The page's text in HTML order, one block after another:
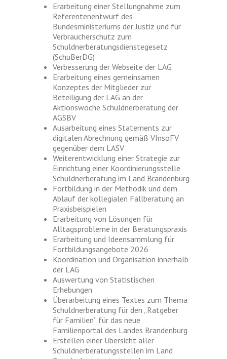
Erarbeitung einer Stellungnahme zum
Referentenentwurf des
Bundesministeriums der Justiz und für
Verbraucherschutz zum
Schuldnerberatungsdienstegesetz
(SchuBerDG)
Verbesserung der Webseite der LAG
Erarbeitung eines gemeinsamen
Konzeptes der Mitglieder zur
Beteiligung der LAG an der
Aktionswoche Schuldnerberatung der
AGSBV
Ausarbeitung eines Statements zur
digitalen Abrechnung gemäß VInsoFV
gegenüber dem LASV
Weiterentwicklung einer Strategie zur
Einrichtung einer Koordinierungsstelle
Schuldnerberatung im Land Brandenburg
Fortbildung in der Methodik und dem
Ablauf der kollegialen Fallberatung an
Praxisbeispielen
Erarbeitung von Lösungen für
Alltagsprobleme in der Beratungspraxis
Erarbeitung und Ideensammlung für
Fortbildungsangebote 2026
Koordination und Organisation innerhalb
der LAG
Auswertung von Statistischen
Erhebungen
Überarbeitung eines Textes zum Thema
Schuldnerberatung für den „Ratgeber
für Familien“ für das neue
Familienportal des Landes Brandenburg
Erstellen einer Übersicht aller
Schuldnerberatungsstellen im Land